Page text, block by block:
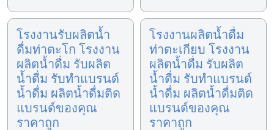
โรงงานรับผลิตน้ำ
ดื่มท่าตะโก โรงงาน
ผลิตน้ำดื่ม รับผลิต
น้ำดื่ม รับทำแบรนด์
น้ำดื่ม ผลิตน้ำดื่มติด
แบรนด์ของคุณ
ราคาถูก
โรงงานผลิตน้ำดื่ม
ท่าตะเกียบ โรงงาน
ผลิตน้ำดื่ม รับผลิต
น้ำดื่ม รับทำแบรนด์
น้ำดื่ม ผลิตน้ำดื่มติด
แบรนด์ของคุณ
ราคาถูก